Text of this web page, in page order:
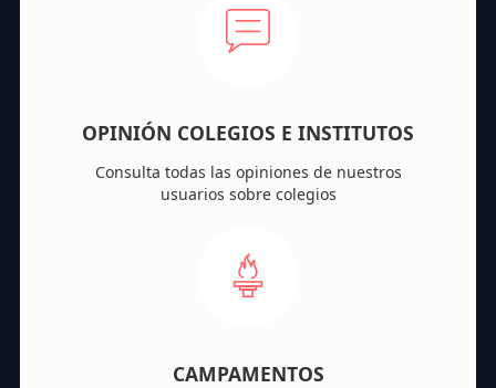
OPINIÓN COLEGIOS E INSTITUTOS
Consulta todas las opiniones de nuestros
usuarios sobre colegios
CAMPAMENTOS